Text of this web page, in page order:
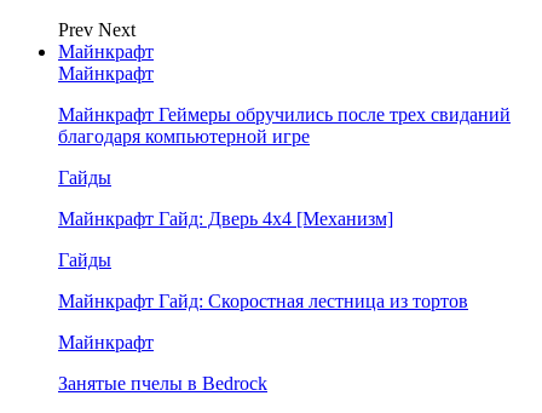
Prev Next
Майнкрафт
Майнкрафт
Майнкрафт Геймеры обручились после трех свиданий
благодаря компьютерной игре
Гайды
Майнкрафт Гайд: Дверь 4х4 [Механизм]
Гайды
Майнкрафт Гайд: Скоростная лестница из тортов
Майнкрафт
Занятые пчелы в Bedrock